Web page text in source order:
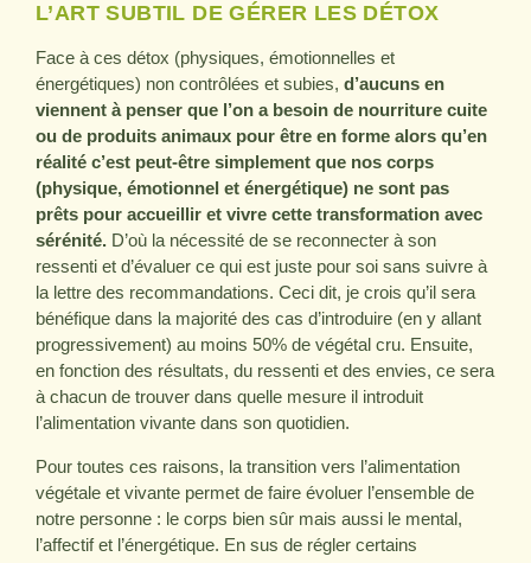
L’ART SUBTIL DE GÉRER LES DÉTOX
Face à ces détox (physiques, émotionnelles et
énergétiques) non contrôlées et subies, d’aucuns en
viennent à penser que l’on a besoin de nourriture cuite
ou de produits animaux pour être en forme alors qu’en
réalité c’est peut-être simplement que nos corps
(physique, émotionnel et énergétique) ne sont pas
prêts pour accueillir et vivre cette transformation avec
sérénité. D’où la nécessité de se reconnecter à son
ressenti et d’évaluer ce qui est juste pour soi sans suivre à
la lettre des recommandations. Ceci dit, je crois qu’il sera
bénéfique dans la majorité des cas d’introduire (en y allant
progressivement) au moins 50% de végétal cru. Ensuite,
en fonction des résultats, du ressenti et des envies, ce sera
à chacun de trouver dans quelle mesure il introduit
l’alimentation vivante dans son quotidien.
Pour toutes ces raisons, la transition vers l’alimentation
végétale et vivante permet de faire évoluer l’ensemble de
notre personne : le corps bien sûr mais aussi le mental,
l’affectif et l’énergétique. En sus de régler certains